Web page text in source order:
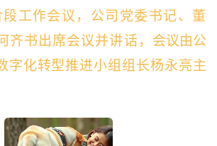
工作会议，公司党委书记、董
齐书出席会议并讲话， 会议由公
字化转型推进小组组长杨永亮主